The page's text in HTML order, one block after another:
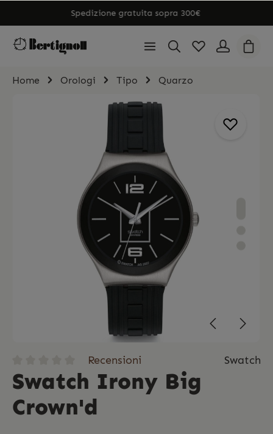
Spedizione gratuita sopra 300€
Home Orologi Tipo Quarzo
Recensioni Swatch
Swatch Irony Big
Crown'd